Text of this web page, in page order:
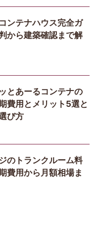
ンテナハウス完全ガ
から建築確認まで解
とあーるコンテナの
費用とメリット5選と
び方
のトランクルーム料
費用から月額相場ま